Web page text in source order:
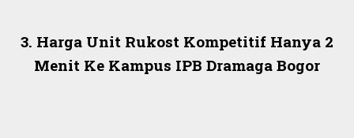
3. Harga Unit Rukost Kompetitif Hanya 2
Menit Ke Kampus IPB Dramaga Bogor